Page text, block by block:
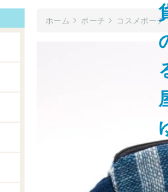
ホーム ポーチ コスメポーチ